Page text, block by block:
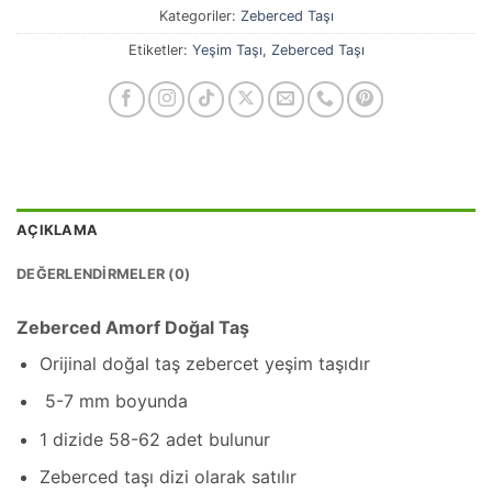
Kategoriler: Zeberced Taşı
Etiketler: Yeşim Taşı, Zeberced Taşı
AÇIKLAMA
DEĞERLENDIRMELER (0)
Zeberced Amorf Doğal Taş
Orijinal doğal taş zebercet yeşim taşıdır
5-7 mm boyunda
1 dizide 58-62 adet bulunur
Zeberced taşı dizi olarak satılır